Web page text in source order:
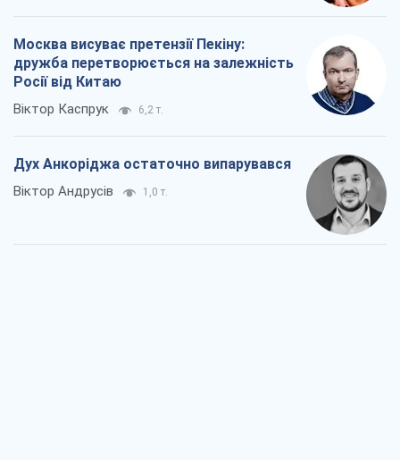
Москва висуває претензії Пекіну:
дружба перетворюється на залежність
Росії від Китаю
Віктор Каспрук 6,2 т.
Дух Анкоріджа остаточно випарувався
Віктор Андрусів 1,0 т.